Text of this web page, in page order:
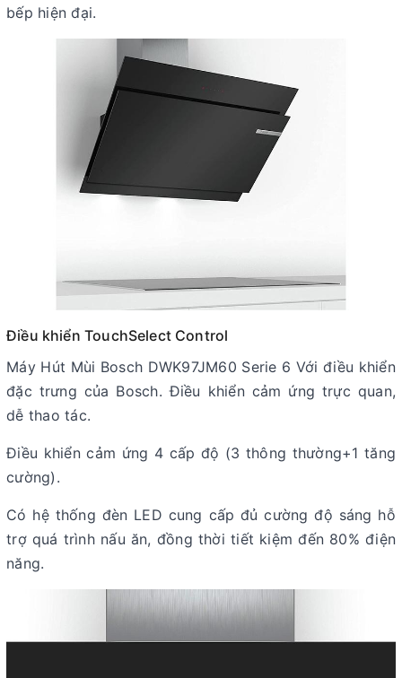
bếp hiện đại.
Điều khiển TouchSelect Control
Máy Hút Mùi Bosch DWK97JM60 Serie 6 Với điều khiển
đặc trưng của Bosch. Điều khiển cảm ứng trực quan,
dễ thao tác.
Điều khiển cảm ứng 4 cấp độ (3 thông thường+1 tăng
cường).
Có hệ thống đèn LED cung cấp đủ cường độ sáng hỗ
trợ quá trình nấu ăn, đồng thời tiết kiệm đến 80% điện
năng.